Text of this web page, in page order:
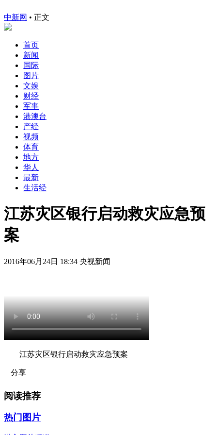
中新网 • 正文
首页
新闻
国际
图片
文娱
财经
军事
港澳台
产经
视频
体育
地方
华人
最新
生活经
江苏灾区银行启动救灾应急预
案
2016年06月24日 18:34 央视新闻
江苏灾区银行启动救灾应急预案
分享
阅读推荐
热门图片